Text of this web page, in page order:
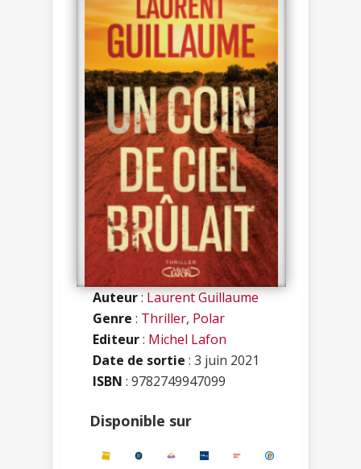
Auteur:Laurent Guillaume
Genre : Thriller, Polar
Editeur: Michel Lafon
Date de sortie : 3 juin 2021
ISBN : 9782749947099
Disponible sur